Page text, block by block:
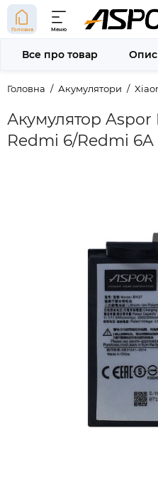
Головна Меню
Головна Акумулятори
Акумулятор Aspor
Redmi 6/Redmi 6A
Все про товар Опис